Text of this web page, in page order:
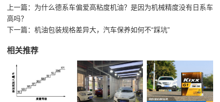
上一篇： 为什么德系车偏爱高粘度机油？是因为机械精度没有日系车
高吗？
下一篇： 机油包装规格差异大，汽车保养如何不“踩坑”
相关推荐